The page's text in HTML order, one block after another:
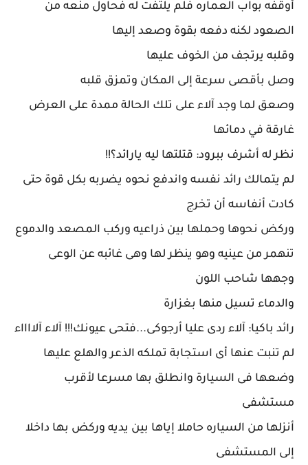
أوقفه بواب العماره فلم يلتفت له فحاول منعه من
الصعود لكنه دفعه بقوة وصعد إليها
وقلبه يرتجف من الخوف عليها
وصل بأقصى سرعة إلى المكان وتمزق قلبه
وصعق لما وجد آلاء على تلك الحالة ممدة على العرض
غارقة في دمائها
نظر له أشرف ببرود: قتلتها ليه يارائد؟!!
لم يتمالك رائد نفسه واندفع نحوه يضربه بكل قوة حتى
كادت أنفاسه أن تخرج
وركض نحوها وحملها بين ذراعيه وركب المصعد والدموع
تنهمر من عينيه وهو ينظر لها وهى غائبه عن الوعى
وجهها شاحب اللون
والدماء تسيل منها بغزارة
رائد باكيا: آلاء ردى عليا أرجوكى...فتحى عيونك!!! آلاء آلااااء
لم تنبت عنها أى استجابة تملكه الذعر والهلع عليها
وضعها فى السيارة وانطلق بها مسرعا لأقرب
مستشفى
أنزلها من السياره حاملا إياها بين يديه وركض بها داخلا
إلى المستشفى